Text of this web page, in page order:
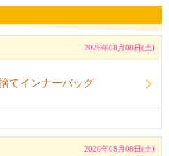
2026年08月08日(土)
てインナーバッグ
2026年08月08日(土)